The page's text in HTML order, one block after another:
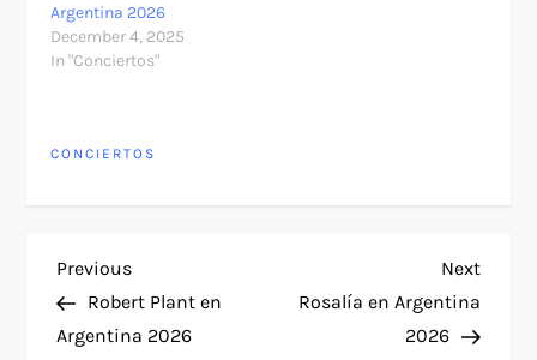
Argentina 2026
December 4, 2025
In "Conciertos"
CONCIERTOS
P
o
Previous
Post
Previous
Robert Plant en
Argentina 2026
Next
Post
Next
Rosalía en Argentina
2026